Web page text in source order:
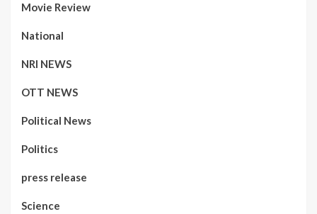
Movie Review
National
NRI NEWS
OTT NEWS
Political News
Politics
press release
Science